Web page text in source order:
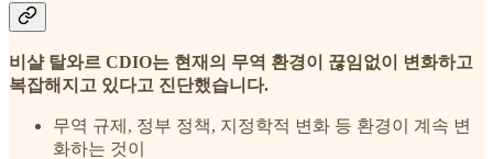
비샬 탈와르 CDIO는 현재의 무역 환경이 끊임없이 변화하고
복잡해지고 있다고 진단했습니다.
무역 규제, 정부 정책, 지정학적 변화 등 환경이 계속 변
화하는 것이